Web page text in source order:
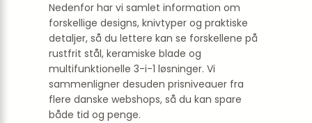
Nedenfor har vi samlet information om
forskellige designs, knivtyper og praktiske
detaljer, så du lettere kan se forskellene på
rustfrit stål, keramiske blade og
multifunktionelle 3-i-1 løsninger. Vi
sammenligner desuden prisniveauer fra
flere danske webshops, så du kan spare
både tid og penge.